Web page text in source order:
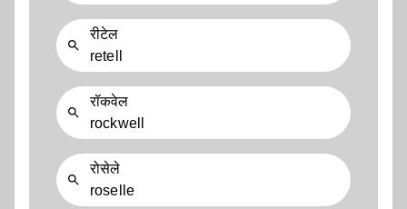
रीटेल
retell
रॉकवेल
rockwell
रोसेले
roselle